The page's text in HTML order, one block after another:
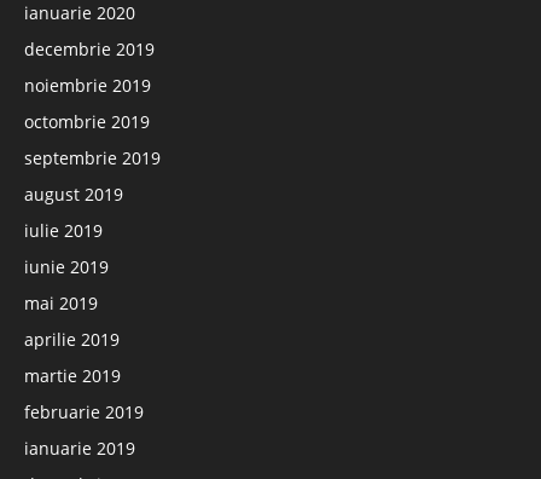
ianuarie 2020
decembrie 2019
noiembrie 2019
octombrie 2019
septembrie 2019
august 2019
iulie 2019
iunie 2019
mai 2019
aprilie 2019
martie 2019
februarie 2019
ianuarie 2019